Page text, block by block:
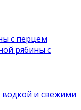
рябины с